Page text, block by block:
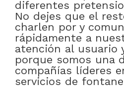
diferentes
No dejes que el
charlen por y
rápidamente a
atención al usuario
porque somos una
compañías líderes
servicios de